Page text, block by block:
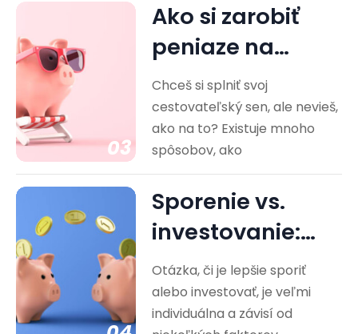
03
Ako si zarobiť
peniaze na
cestovanie?
Praktické rady
Chceš si splniť svoj
cestovateľský sen, ale nevieš,
ako na to? Existuje mnoho
spôsobov, ako
Sporenie vs.
investovanie:
Ktorá cesta je
pre vás…
Otázka, či je lepšie sporiť
alebo investovať, je veľmi
individuálna a závisí od